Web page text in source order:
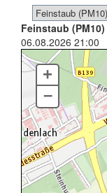
Feinstaub (PM10)
06.08.2026 21:00
+
–